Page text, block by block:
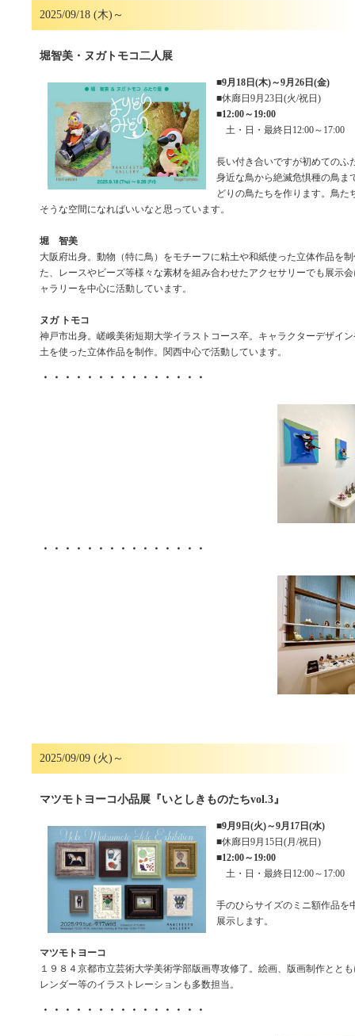
2025/09/18 (木)～
堀智美・ヌガトモコ二人展
■9月18日(木)～9月26日(金)
■休廊日9月23日(火/祝日)
■12:00～19:00
土・日・最終日12:00～17:00
長い付き合いですが初めてのふ
身近な鳥から絶滅危惧種の鳥ま
どりの鳥たちを作ります。鳥た
そうな空間になればいいなと思っています。
堀 智美
大阪府出身。動物（特に鳥）をモチーフに粘土や和紙使った立体作品を
た、レースやビーズ等様々な素材を組み合わせたアクセサリーでも展示
ャラリーを中心に活動しています。
ヌガ トモコ
神戸市出身。嵯峨美術短期大学イラストコース卒。キャラクターデザイ
土を使った立体作品を制作。関西中心で活動しています。
・・・・・・・・・・・・・・・
・・・・・・・・・・・・・・・
2025/09/09 (火)～
マツモトヨーコ小品展『いとしきものたちvol.3』
■9月9日(火)～9月17日(水)
■休廊日9月15日(月/祝日)
■12:00～19:00
土・日・最終日12:00～17:00
手のひらサイズのミニ額作品を
展示します。
マツモトヨーコ
１９８４京都市立芸術大学美術学部版画専攻修了。絵画、版画制作とと
レンダー等のイラストレーションも多数担当。
・・・・・・・・・・・・・・・